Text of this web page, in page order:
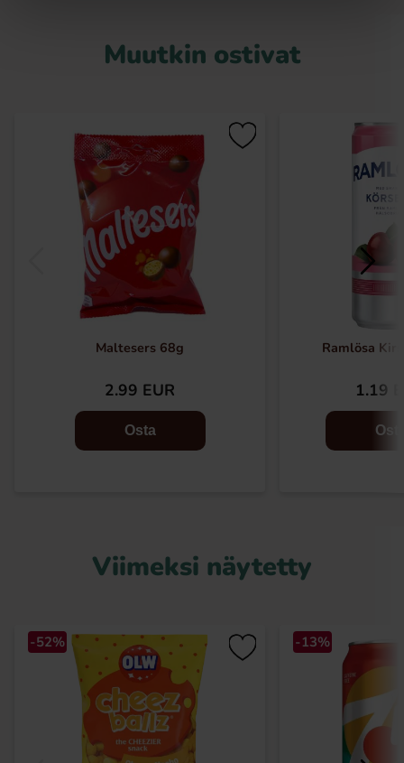
Muutkin ostivat
Maltesers 68g
2.99 EUR
Osta
Ramlösa
1.19
Viimeksi näytetty
-52% -13%